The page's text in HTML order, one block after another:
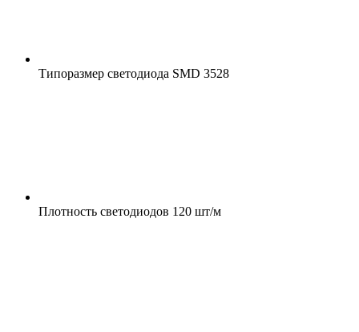
Типоразмер светодиода SMD 3528
Плотность светодиодов 120 шт/м